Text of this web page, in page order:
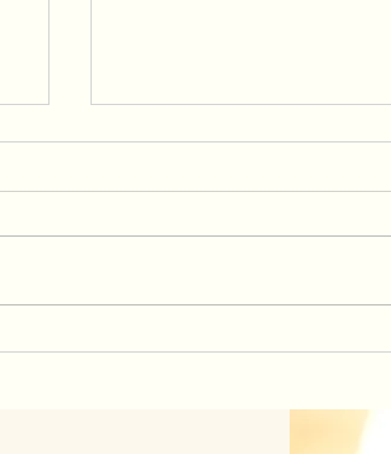
Cum a fost la "Unseen" cu
workshop ca si invitata a